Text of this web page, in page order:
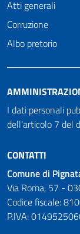
Atti generali
Corruzione
Albo pretorio
I dati personali
dell'articolo 7 del
CONTATTI
Comune di
Via Roma, 57 -
Codice fiscale:
P.IVA: